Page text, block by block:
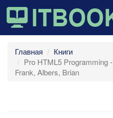
Главная
Книги
Pro HTML5 Programming
Frank, Albers, Brian